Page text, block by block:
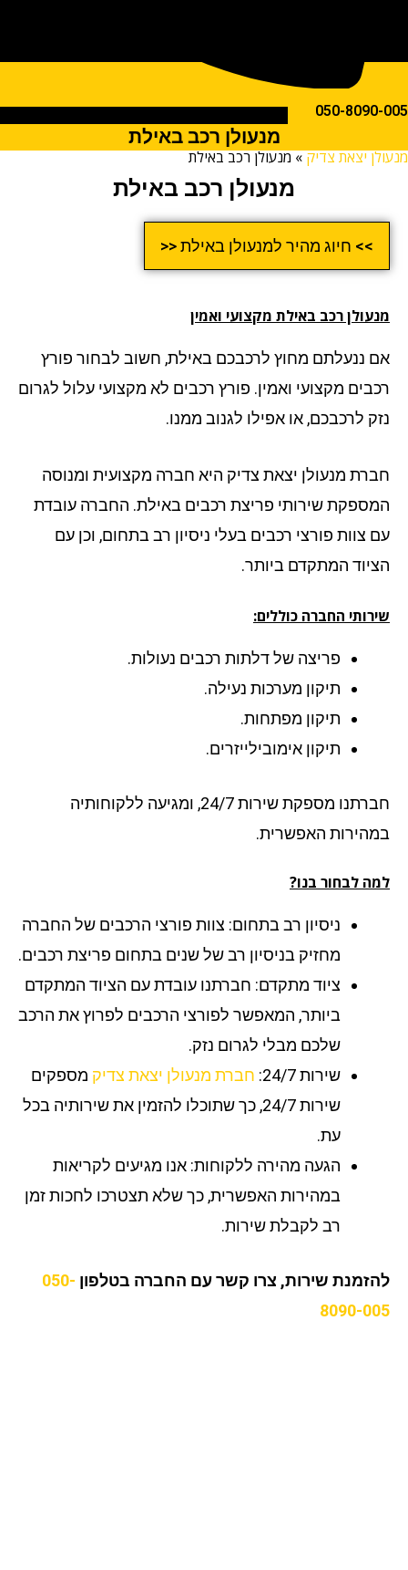
050-
מנעולן רכב באילת
יצאת צדיק»מנעולן רכב באילת
מנעולן רכב באילת
>> חיוג מהיר למנעולן באילת <<
רכב באילת מקצועי ואמין
ננעלתם מחוץ לרכבכם באילת, חשוב לבחור פורץ
מקצועי ואמין. פורץ רכבים לא מקצועי עלול לגרום
לרכבכם, או אפילו לגנוב ממנו.
מנעולן יצאת צדיק היא חברה מקצועית ומנוסה
שירותי פריצת רכבים באילת. החברה עובדת
צוות פורצי רכבים בעלי ניסיון רב בתחום, וכן עם
המתקדם ביותר.
החברה כוללים:
פריצה של דלתות רכבים נעולות.
תיקון מערכות נעילה.
תיקון מפתחות.
תיקון אימובילייזרים.
חברתנו מספקת שירות 24/7, ומגיעה ללקוחותיה
האפשרית.
לבחור בנו?
ניסיון רב בתחום: צוות פורצי הרכבים של החברה
מחזיק בניסיון רב של שנים בתחום פריצת רכבים.
ציוד מתקדם: חברתנו עובדת עם הציוד המתקדם
ביותר, המאפשר לפורצי הרכבים לפרוץ את הרכב
שלכם מבלי לגרום נזק.
שירות 24/7:
חברת מנעולן יצאת צדיק מספקים
שירות 24/7, כך שתוכלו להזמין את שירותיה בכל
הגעה מהירה ללקוחות: אנו מגיעים לקריאות
במהירות האפשרית, כך שלא תצטרכו לחכות זמן
רב לקבלת שירות.
שירות, צרו קשר עם החברה בטלפון050-
8090-